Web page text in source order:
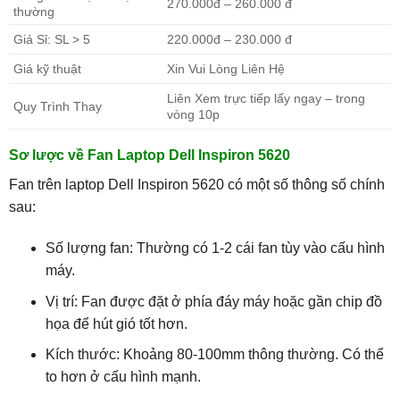
thường
270.000đ – 260.000 đ
Giá Sỉ: SL > 5 220.000đ – 230.000 đ
Giá kỹ thuật Xin Vui Lòng Liên Hệ
Quy Trình Thay
Liên Xem trực tiếp lấy ngay – trong
vòng 10p
Sơ lược về Fan Laptop Dell Inspiron 5620
Fan trên laptop Dell Inspiron 5620 có một số thông số chính
sau:
Số lượng fan: Thường có 1-2 cái fan tùy vào cấu hình
máy.
Vị trí: Fan được đặt ở phía đáy máy hoặc gần chip đồ
họa để hút gió tốt hơn.
Kích thước: Khoảng 80-100mm thông thường. Có thể
to hơn ở cấu hình mạnh.